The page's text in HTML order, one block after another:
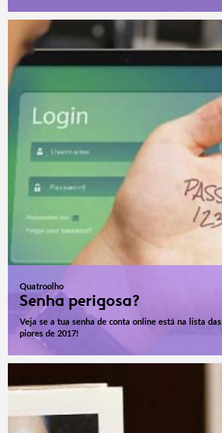
Quatroolho
Senha perigosa?
Veja se a tua senha de conta online está na lista das
piores de 2017!